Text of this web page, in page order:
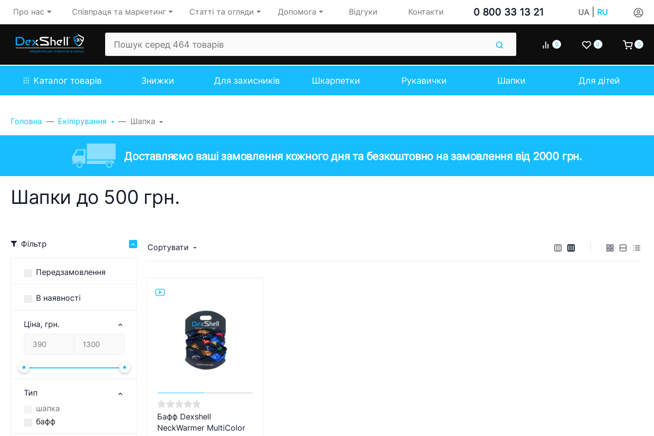
Про нас Співпраця та маркетинг Статті та огляди Допомога Відгуки Контакти 0 800 33 13 21 UA| RU
0 0 0
Каталог товарів Знижки Для захисників Шкарпетки Рукавички Шапки Для дітей
Головна Екіпірування Шапка
Доставляємо ваші замовлення кожного дня та безкоштовно на замовлення від 2000 грн.
Шапки до 500 грн.
Фільтр
Передзамовлення
В наявності
Ціна, грн.
Тип
шапка
бафф
Сортувати
Бафф Dexshell
NeckWarmer MultiColor